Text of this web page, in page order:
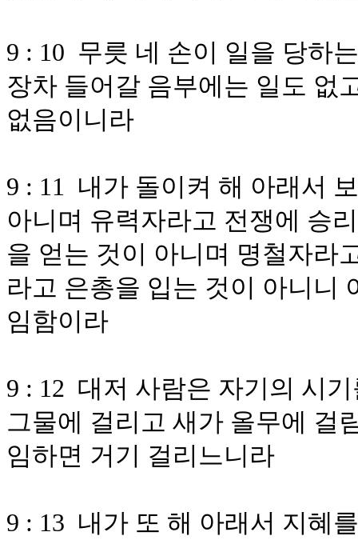
9 : 10 무릇 네 손이 일을 당하
장차 들어갈 음부에는 일도 없
없음이니라
9 : 11 내가 돌이켜 해 아래서
아니며 유력자라고 전쟁에 승
을 얻는 것이 아니며 명철자라
라고 은총을 입는 것이 아니니
임함이라
9 : 12 대저 사람은 자기의 시
그물에 걸리고 새가 올무에 걸
임하면 거기 걸리느니라
9 : 13 내가 또 해 아래서 지혜